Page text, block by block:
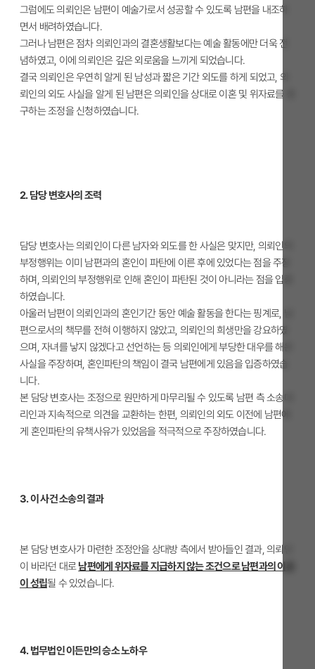
그럼에도 의뢰인은 남편이 예술가로서 성공할 수 있도록 남편을 내조하
면서 배려하였습니다.
그러나 남편은 점차 의뢰인과의 결혼생활보다는 예술 활동에만 더욱 전
념하였고, 이에 의뢰인은 깊은 외로움을 느끼게 되었습니다.
결국 의뢰인은 우연히 알게 된 남성과 짧은 기간 외도를 하게 되었고, 의
뢰인의 외도 사실을 알게 된 남편은 의뢰인을 상대로 이혼 및 위자료를 청
구하는 조정을 신청하였습니다.
2. 담당 변호사의 조력
담당 변호사는 의뢰인이 다른 남자와 외도를 한 사실은 맞지만, 의뢰인의
부정행위는 이미 남편과의 혼인이 파탄에 이른 후에 있었다는 점을 주장
하며, 의뢰인의 부정행위로 인해 혼인이 파탄된 것이 아니라는 점을 입증
하였습니다.
아울러 남편이 의뢰인과의 혼인기간 동안 예술 활동을 한다는 핑계로, 남
편으로서의 책무를 전혀 이행하지 않았고, 의뢰인의 희생만을 강요하였
으며, 자녀를 낳지 않겠다고 선언하는 등 의뢰인에게 부당한 대우를 해온
사실을 주장하며, 혼인파탄의 책임이 결국 남편에게 있음을 입증하였습
니다.
본 담당 변호사는 조정으로 원만하게 마무리될 수 있도록 남편 측 소송대
리인과 지속적으로 의견을 교환하는 한편, 의뢰인의 외도 이전에 남편에
게 혼인파탄의 유책사유가 있었음을 적극적으로 주장하였습니다.
3. 이 사건 소송의 결과
본 담당 변호사가 마련한 조정안을 상대방 측에서 받아들인 결과, 의뢰인
이 바라던 대로남편에게 위자료를 지급하지 않는 조건으로 남편과의 이혼
이 성립될 수 있었습니다.
4. 법무법인 이든만의 승소 노하우